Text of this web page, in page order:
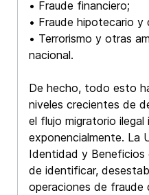
• Fraude financiero;
• Fraude hipotecario y
• Terrorismo y otras
nacional.
De hecho, todo esto
niveles crecientes de
el flujo migratorio ilegal
exponencialmente. La
Identidad y Beneficios
de identificar,
operaciones de fraude